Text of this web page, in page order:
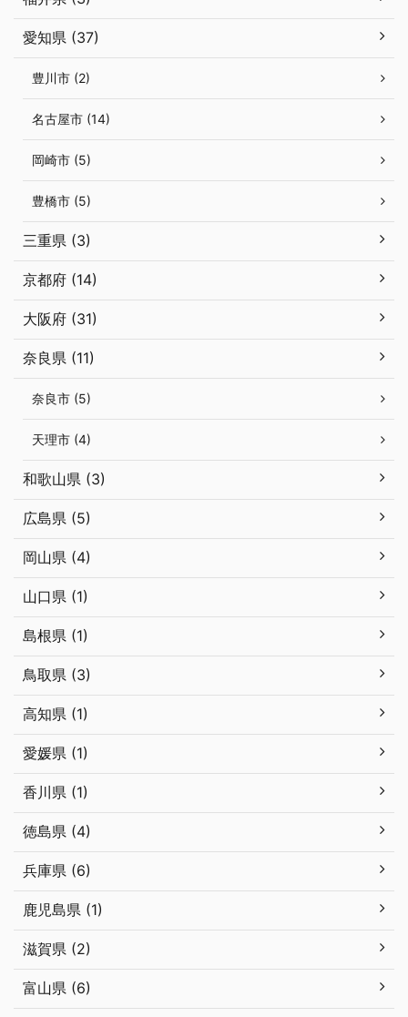
愛知県 (37)
豊川市 (2)
名古屋市 (14)
岡崎市 (5)
豊橋市 (5)
三重県 (3)
京都府 (14)
大阪府 (31)
奈良県 (11)
奈良市 (5)
天理市 (4)
和歌山県 (3)
広島県 (5)
岡山県 (4)
山口県 (1)
島根県 (1)
鳥取県 (3)
高知県 (1)
愛媛県 (1)
香川県 (1)
徳島県 (4)
兵庫県 (6)
鹿児島県 (1)
滋賀県 (2)
富山県 (6)